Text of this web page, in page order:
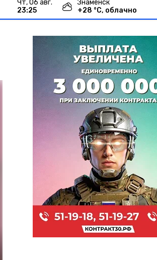
чт, 06 авг.
23:25
Знаменск
+28 °С, облачно